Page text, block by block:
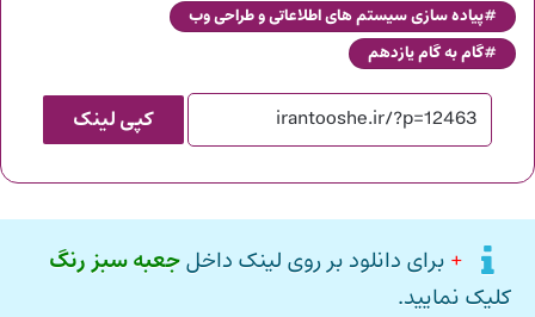
پیاده سازی سیستم های اطلاعاتی و طراحی وب
گام به گام یازدهم
کپی لینک
+ برای دانلود بر روی لینک داخلجعبه سبز رنگ
کلیک نمایید.